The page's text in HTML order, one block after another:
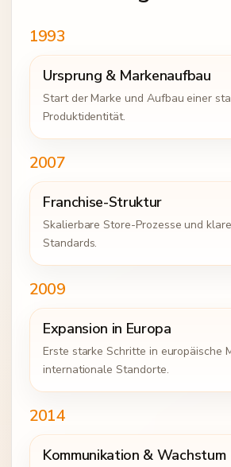
1993
Ursprung & Markenaufbau
Start der Marke und Aufbau einer
Produktidentität.
2007
Franchise-Struktur
Skalierbare Store-Prozesse und
Standards.
2009
Expansion in Europa
Erste starke Schritte in europäische
internationale Standorte.
2014
Kommunikation & Wachstum